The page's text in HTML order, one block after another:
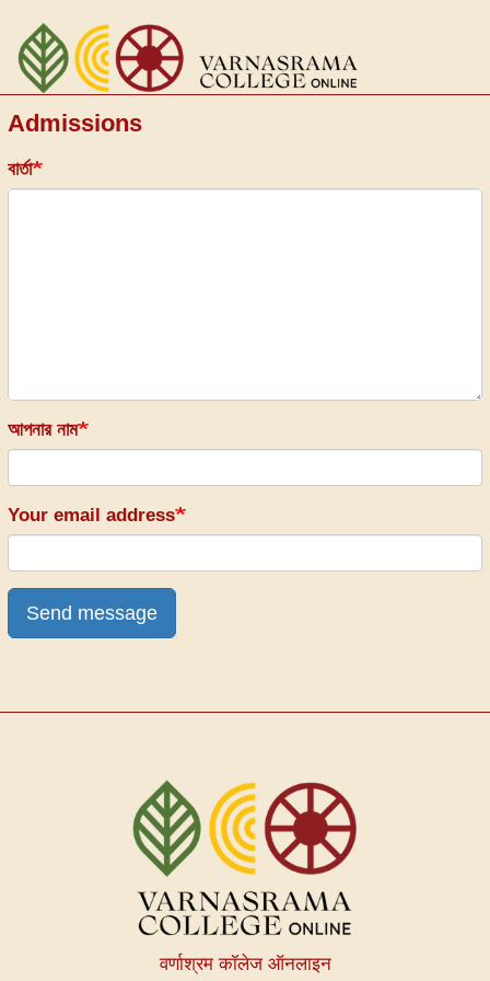
Skip
main
content
Admissions
বার্তা
আপনার নাম
Your email address
Send message
वर्णाश्रम कॉलेज ऑनलाइन